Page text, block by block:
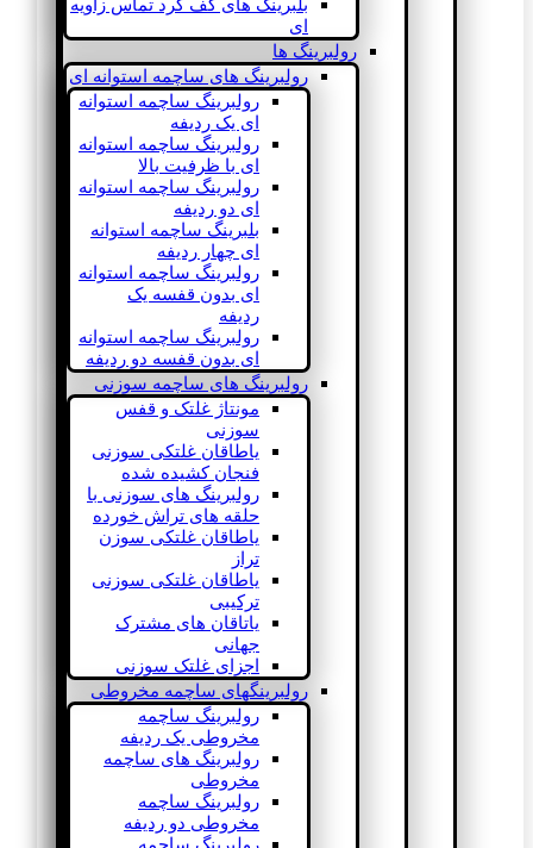
بلبرینگ های کف گرد تماس زاویه
ای
رولبرینگ ها
رولبرینگ های ساچمه استوانه ای
رولبرینگ ساچمه استوانه
ای یک ردیفه
رولبرینگ ساچمه استوانه
ای با ظرفیت بالا
رولبرینگ ساچمه استوانه
ای دو ردیفه
بلبرینگ ساچمه استوانه
ای چهار ردیفه
رولبرینگ ساچمه استوانه
ای بدون قفسه یک
ردیفه
رولبرینگ ساچمه استوانه
ای بدون قفسه دو ردیفه
رولبرینگ های ساچمه سوزنی
مونتاژ غلتک و قفس
سوزنی
یاطاقان غلتکی سوزنی
فنجان کشیده شده
رولبرینگ های سوزنی با
حلقه های تراش خورده
یاطاقان غلتکی سوزن
تراز
یاطاقان غلتکی سوزنی
ترکیبی
یاتاقان های مشترک
جهانی
اجزای غلتک سوزنی
رولبرینگهای ساچمه مخروطی
رولبرینگ ساچمه
مخروطی یک ردیفه
رولبرینگ های ساچمه
مخروطی
رولبرینگ ساچمه
مخروطی دو ردیفه